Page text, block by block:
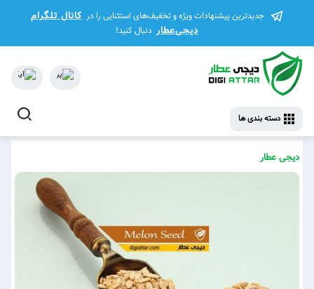
جدیدترین پیشنهادات ویژه و تخفیف‌های استثنایی را در کانال تلگرام
دیجی‌عطار دنبال کنید!
دسته بندی ها
دیجی عطار